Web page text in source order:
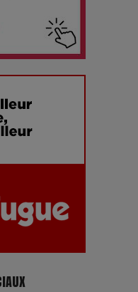
désastre écologique en